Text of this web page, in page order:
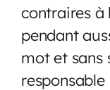
contraires à
pendant
mot et sans